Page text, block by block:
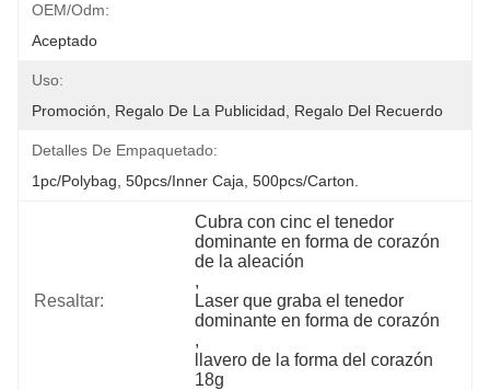
OEM/odm:
Aceptado
Uso:
Promoción, Regalo De La Publicidad, Regalo Del Recuerdo
Detalles De Empaquetado:
1pc/polybag, 50pcs/inner Caja, 500pcs/carton.
Resaltar:
Cubra con cinc el tenedor
dominante en forma de corazón
de la aleación
,
Laser que graba el tenedor
dominante en forma de corazón
,
llavero de la forma del corazón
18g